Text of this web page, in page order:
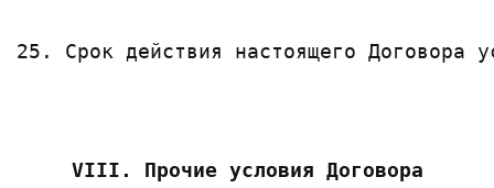
25. Срок действия настоящего
VIII. Прочие условия Договора